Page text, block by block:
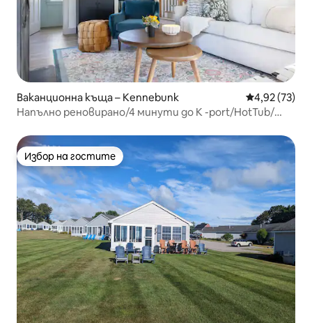
Ваканционна къща – Kennebunk Средна
4,92 (73)
Напълно реновирано/4 минути до K -port/HotTub/
Избор на гостите
Избор на гостите